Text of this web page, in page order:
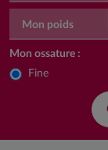
Mon poids
Mon ossature :
Fine